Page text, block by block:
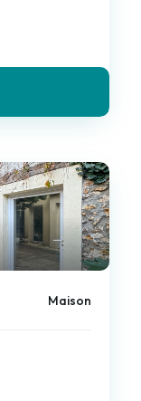
Maison